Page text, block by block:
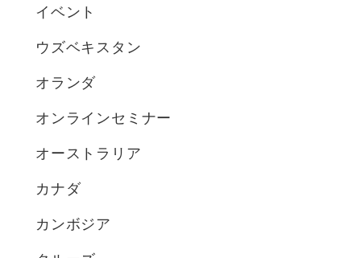
イベント
ウズベキスタン
オランダ
オンラインセミナー
オーストラリア
カナダ
カンボジア